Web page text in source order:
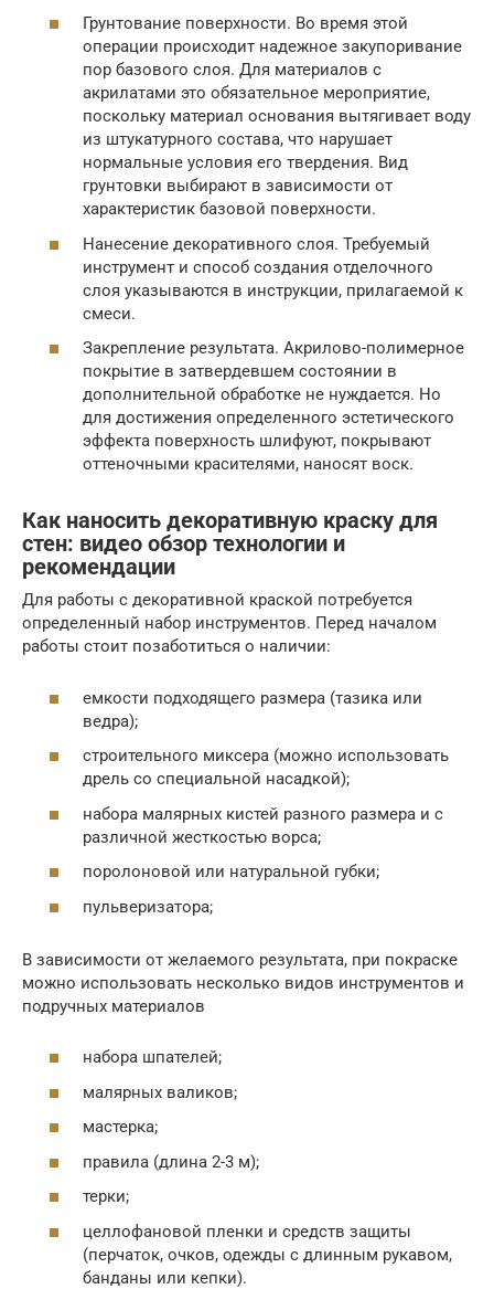
Грунтование поверхности. Во время этой
операции происходит надежное закупоривание
пор базового слоя. Для материалов с
акрилатами это обязательное мероприятие,
поскольку материал основания вытягивает воду
из штукатурного состава, что нарушает
нормальные условия его твердения. Вид
грунтовки выбирают в зависимости от
характеристик базовой поверхности.
Нанесение декоративного слоя. Требуемый
инструмент и способ создания отделочного
слоя указываются в инструкции, прилагаемой к
смеси.
Закрепление результата. Акрилово-полимерное
покрытие в затвердевшем состоянии в
дополнительной обработке не нуждается. Но
для достижения определенного эстетического
эффекта поверхность шлифуют, покрывают
оттеночными красителями, наносят воск.
Как наносить декоративную краску для
стен: видео обзор технологии и
рекомендации
Для работы с декоративной краской потребуется
определенный набор инструментов. Перед началом
работы стоит позаботиться о наличии:
емкости подходящего размера (тазика или
ведра);
строительного миксера (можно использовать
дрель со специальной насадкой);
набора малярных кистей разного размера и с
различной жесткостью ворса;
поролоновой или натуральной губки;
пульверизатора;
В зависимости от желаемого результата, при покраске
можно использовать несколько видов инструментов и
подручных материалов
набора шпателей;
малярных валиков;
мастерка;
правила (длина 2-3 м);
терки;
целлофановой пленки и средств защиты
(перчаток, очков, одежды с длинным рукавом,
банданы или кепки).